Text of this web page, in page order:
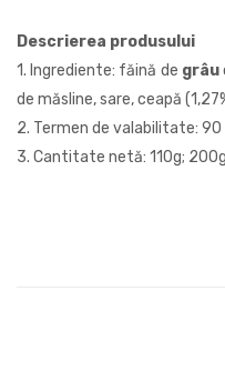
Descrierea produsului
1. Ingrediente: făină de grâu
de măsline, sare, ceapă
2. Termen de valabilitate: 90
3. Cantitate netă: 110g; 200g